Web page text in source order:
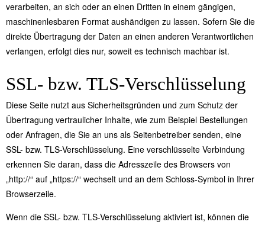
verarbeiten, an sich oder an einen Dritten in einem gängigen,
maschinenlesbaren Format aushändigen zu lassen. Sofern Sie die
direkte Übertragung der Daten an einen anderen Verantwortlichen
verlangen, erfolgt dies nur, soweit es technisch machbar ist.
SSL- bzw. TLS-Verschlüsselung
Diese Seite nutzt aus Sicherheitsgründen und zum Schutz der
Übertragung vertraulicher Inhalte, wie zum Beispiel Bestellungen
oder Anfragen, die Sie an uns als Seitenbetreiber senden, eine
SSL- bzw. TLS-Verschlüsselung. Eine verschlüsselte Verbindung
erkennen Sie daran, dass die Adresszeile des Browsers von
„http://“ auf „https://“ wechselt und an dem Schloss-Symbol in Ihrer
Browserzeile.
Wenn die SSL- bzw. TLS-Verschlüsselung aktiviert ist, können die